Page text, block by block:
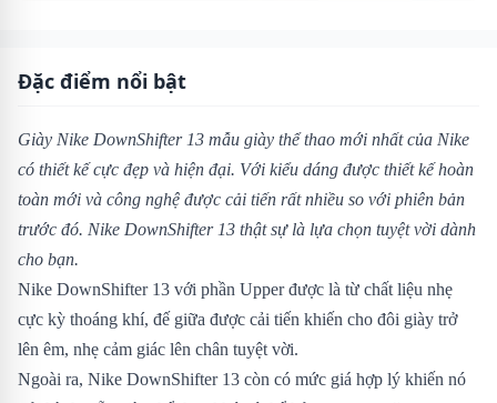
Đặc điểm nổi bật
Giày Nike DownShifter 13 mẫu giày thể thao mới nhất của Nike
có thiết kế cực đẹp và hiện đại. Với kiểu dáng được thiết kế hoàn
toàn mới và công nghệ được cải tiến rất nhiều so với phiên bản
trước đó. Nike DownShifter 13 thật sự là lựa chọn tuyệt vời dành
cho bạn.
Nike DownShifter 13 với phần Upper được là từ chất liệu nhẹ
cực kỳ thoáng khí, đế giữa được cải tiến khiến cho đôi giày trở
lên êm, nhẹ cảm giác lên chân tuyệt vời.
Ngoài ra, Nike DownShifter 13 còn có mức giá hợp lý khiến nó